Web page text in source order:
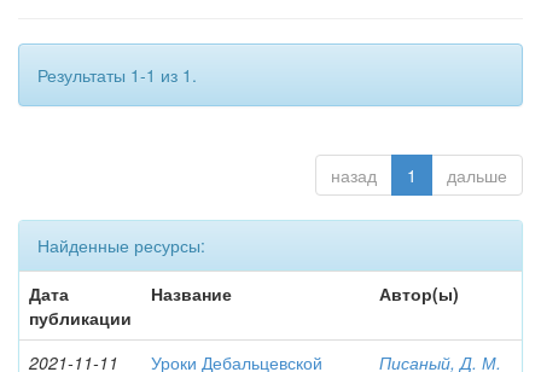
Результаты 1-1 из 1.
назад 1 дальше
Найденные ресурсы:
Дата
публикации
Название Автор(ы)
2021-11-11
Уроки Дебальцевской
Писаный, Д. М.